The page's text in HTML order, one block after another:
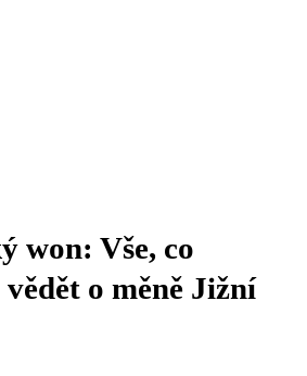
won: Vše, co
o měně Jižní